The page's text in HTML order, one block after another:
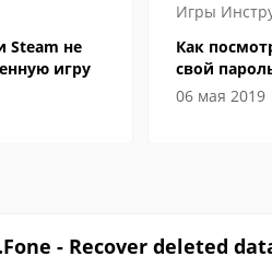
Steam не
игру
Игры
Как
свой
06 мая 2019
- Recover deleted